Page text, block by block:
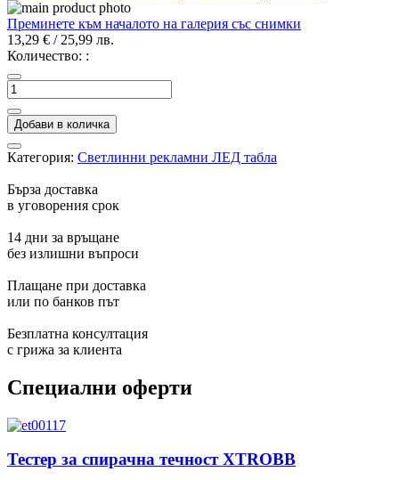
Преминете към началото на галерия със снимки
13,29 € / 25,99 лв.
Количество: :
Добави в количка
Категория: Светлинни рекламни ЛЕД табла
Бърза доставка
в уговорения срок
14 дни за връщане
без излишни въпроси
Плащане при доставка
или по банков път
Безплатна консултация
с грижа за клиента
Специални оферти
Тестер за спирачна течност XTROBB